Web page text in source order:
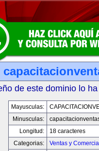
de este dominio lo
Mayusculas:
Minusculas:
Longitud:
18 caracteres
Categorias:
Ventas y